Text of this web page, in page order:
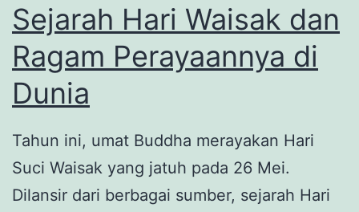
Sejarah Hari Waisak dan
Ragam Perayaannya di
Dunia
Tahun ini, umat Buddha merayakan Hari
Suci Waisak yang jatuh pada 26 Mei.
Dilansir dari berbagai sumber, sejarah Hari